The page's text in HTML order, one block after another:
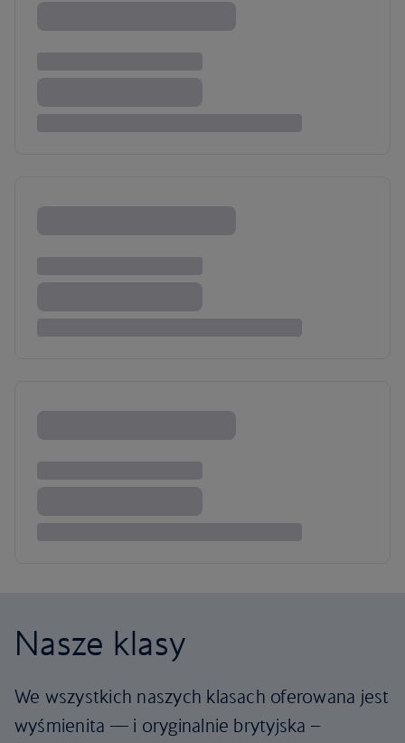
Nasze klasy
We wszystkich naszych klasach oferowana jest
wyśmienita — i oryginalnie brytyjska –